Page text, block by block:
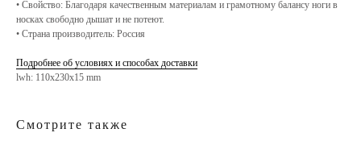
• Свойство: Благодаря качественным материалам и грамотному балансу ноги в
носках свободно дышат и не потеют.
• Страна производитель: Россия
Подробнее об условиях и способах доставки
lwh: 110x230x15 mm
Смотрите также